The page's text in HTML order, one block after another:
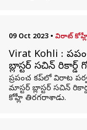
09 Oct 2023 • విరాట్
Virat Kohli :
బ్లాస్టర్ సచిన్
ప్రపంచ కప్‌లో విరాట
మాస్టర్ బ్లాస్టర్ సచిన్
కోహ్లీ తిరగరాశాడు.